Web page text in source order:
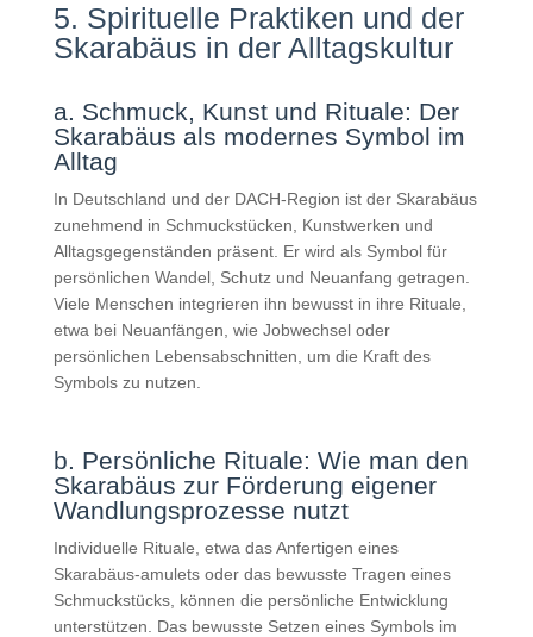
5. Spirituelle Praktiken und der
Skarabäus in der Alltagskultur
a. Schmuck, Kunst und Rituale: Der
Skarabäus als modernes Symbol im
Alltag
In Deutschland und der DACH-Region ist der Skarabäus
zunehmend in Schmuckstücken, Kunstwerken und
Alltagsgegenständen präsent. Er wird als Symbol für
persönlichen Wandel, Schutz und Neuanfang getragen.
Viele Menschen integrieren ihn bewusst in ihre Rituale,
etwa bei Neuanfängen, wie Jobwechsel oder
persönlichen Lebensabschnitten, um die Kraft des
Symbols zu nutzen.
b. Persönliche Rituale: Wie man den
Skarabäus zur Förderung eigener
Wandlungsprozesse nutzt
Individuelle Rituale, etwa das Anfertigen eines
Skarabäus-amulets oder das bewusste Tragen eines
Schmuckstücks, können die persönliche Entwicklung
unterstützen. Das bewusste Setzen eines Symbols im